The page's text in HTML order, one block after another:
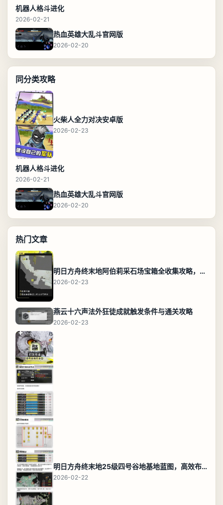
机器人格斗进化
2026-02-21
热血英雄大乱斗官网版
2026-02-20
同分类攻略
火柴人全力对决安卓版
2026-02-23
机器人格斗进化
2026-02-21
热血英雄大乱斗官网版
2026-02-20
热门文章
明日方舟终末地阿伯莉采石场宝箱全收集攻略，全点位分布图与路线
2026-02-23
燕云十六声法外狂徒成就触发条件与通关攻略
2026-02-23
明日方舟终末地25级四号谷地基地蓝图，高效布局规划
2026-02-22